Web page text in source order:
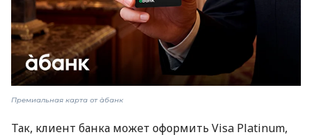
Премиальная карта от àбанк
Так, клиент банка может оформить Visa Platinum,